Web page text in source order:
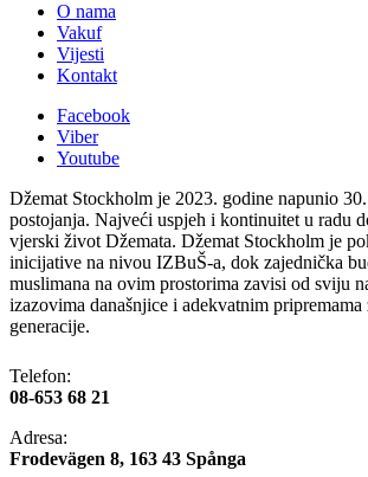
O nama
Vakuf
Vijesti
Kontakt
Facebook
Viber
Youtube
Džemat Stockholm je 2023. godine napunio
postojanja. Najveći uspjeh i kontinuitet u radu
vjerski život Džemata. Džemat Stockholm je
inicijative na nivou IZBuŠ-a, dok zajednička
muslimana na ovim prostorima zavisi od sviju
izazovima današnjice i adekvatnim pripremama
generacije.
Telefon:
08-653 68 21
Adresa:
​Frodevägen 8, 163 43 Spånga